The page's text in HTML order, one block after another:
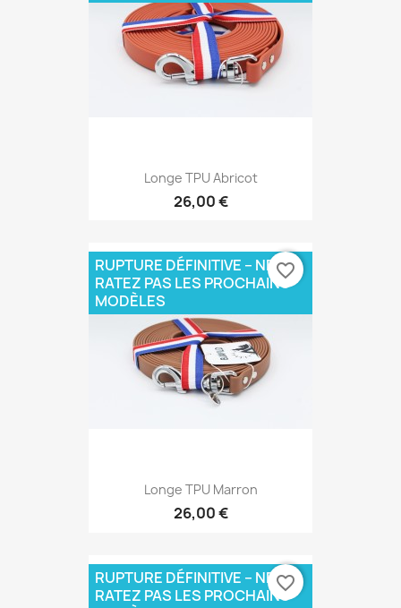
Longe TPU Abricot
26,00 €
Longe TPU Marron
26,00 €
RUPTURE DÉFINITIVE – NE
RATEZ PAS LES PROCHAINS
MODÈLES
favorite_border
RUPTURE DÉFINITIVE – NE
RATEZ PAS LES PROCHAINS
favorite_border